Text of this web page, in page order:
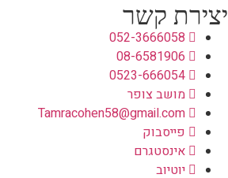
יצירת קשר
052-3666058
08-6581906
0523-666054
מושב צופר
Tamracohen58@gmail.com
פייסבוק
אינסטגרם
יוטיוב